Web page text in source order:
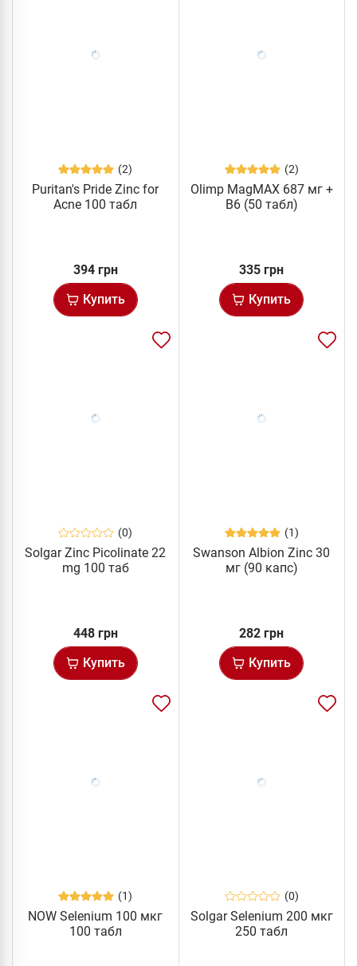
(2)
Puritan's Pride Zinc for
Acne 100 табл
394 грн
Купить
(2)
Olimp MagMAX 687 мг +
B6 (50 табл)
335 грн
Купить
(0)
Solgar Zinc Picolinate 22
mg 100 таб
448 грн
Купить
(1)
Swanson Albion Zinc 30
мг (90 капс)
282 грн
Купить
(1)
NOW Selenium 100 мкг
100 табл
(0)
Solgar Selenium 200 мкг
250 табл